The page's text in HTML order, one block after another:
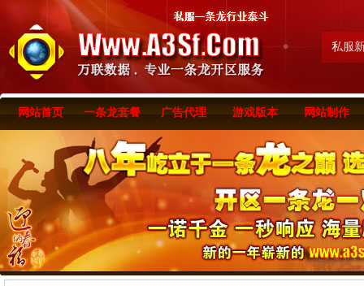
私服
网站首页 一条龙套餐 广告代理 游戏版本 网站制作